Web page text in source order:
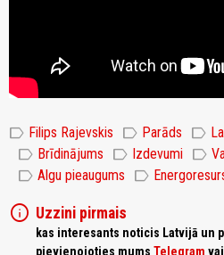
label Filips Rajevskis label Parāds label
label Brīdinājums label Izdevumi label
label Algu pieaugums label
info Uzzini pirmais
kas interesants noticis Latvijā un
pievienojoties mums Telegram vai